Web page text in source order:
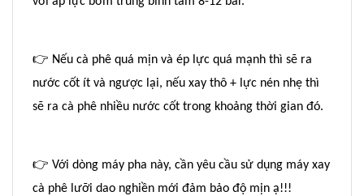
👉 Nếu cà phê quá mịn và ép lực quá mạnh thì sẽ ra
nước cốt ít và ngược lại, nếu xay thô + lực nén nhẹ thì
sẽ ra cà phê nhiều nước cốt trong khoảng thời gian đó.
👉 Với dòng máy pha này, cần yêu cầu sử dụng máy xay
cà phê lưỡi dao nghiền mới đảm bảo độ mịn ạ!!!